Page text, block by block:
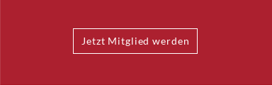
Jetzt Mitglied werden